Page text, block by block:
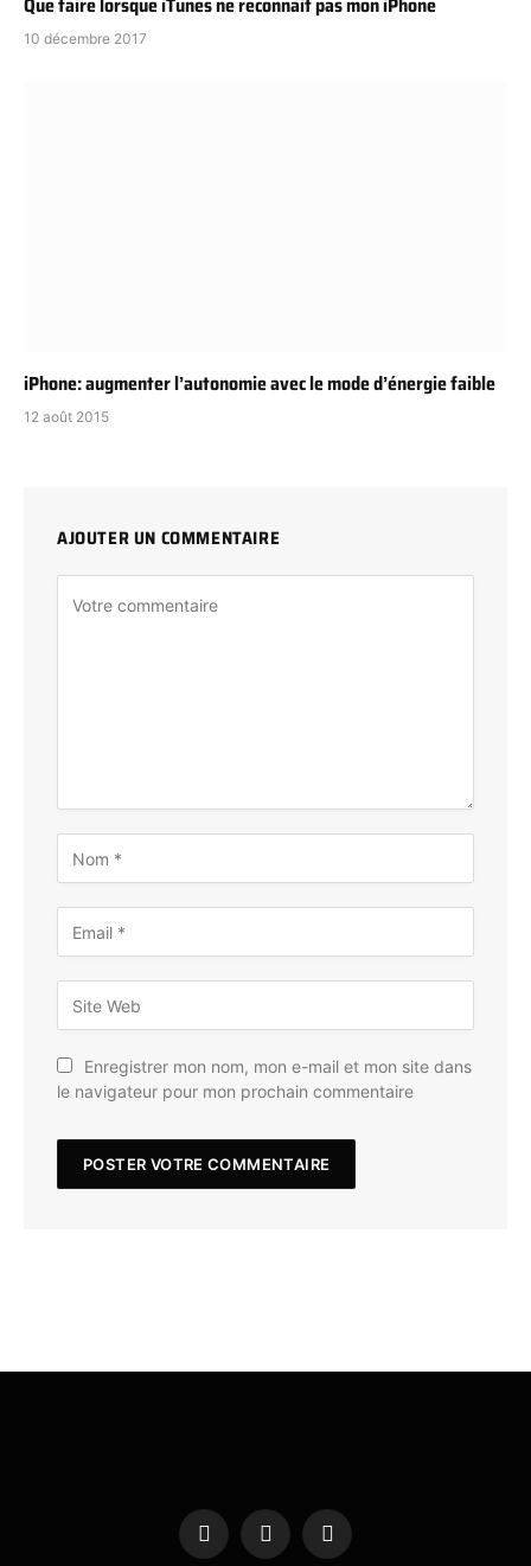
10 décembre 2017
iPhone: augmenter l’autonomie avec le mode d’énergie faible
12 août 2015
AJOUTER UN COMMENTAIRE
Enregistrer mon nom, mon e-mail et mon site dans
le navigateur pour mon prochain commentaire
Facebook
X
Instagram